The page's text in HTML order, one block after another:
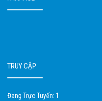
TRUY CẬP
Đang Trực Tuyến: 1